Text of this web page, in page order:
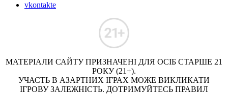
vkontakte
МАТЕРІАЛИ САЙТУ ПРИЗНАЧЕНІ ДЛЯ ОСІБ СТАРШЕ 21
РОКУ (21+).
УЧАСТЬ В АЗАРТНИХ ІГРАХ МОЖЕ ВИКЛИКАТИ
ІГРОВУ ЗАЛЕЖНІСТЬ. ДОТРИМУЙТЕСЬ ПРАВИЛ